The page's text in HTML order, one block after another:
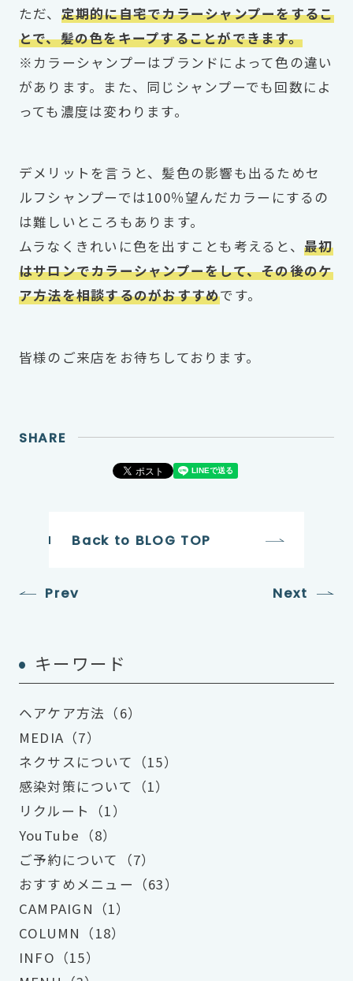
ただ、 定期的に自宅でカラーシャンプーをするこ
とで、髪の色をキープすることができます。
※カラーシャンプーはブランドによって色の違い
があります。また、同じシャンプーでも回数によ
っても濃度は変わります。
デメリットを言うと、髪色の影響も出るためセ
ルフシャンプーでは100％望んだカラーにするの
は難しいところもあります。
ムラなくきれいに色を出すことも考えると、 最初
はサロンでカラーシャンプーをして、その後のケ
ア方法を相談するのがおすすめです。
皆様のご来店をお待ちしております。
SHARE
Prev
Back to BLOG TOP
Next
キーワード
ヘアケア方法（6）
MEDIA（7）
ネクサスについて（15）
感染対策について（1）
リクルート（1）
YouTube（8）
ご予約について（7）
おすすめメニュー（63）
CAMPAIGN（1）
COLUMN（18）
INFO（15）